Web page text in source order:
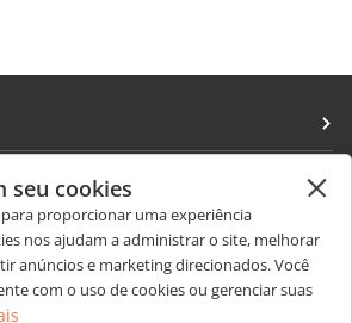
seu cookies
proporcionar uma experiência
nos ajudam a administrar o site, melhorar
anúncios e marketing direcionados. Você
com o uso de cookies ou gerenciar suas